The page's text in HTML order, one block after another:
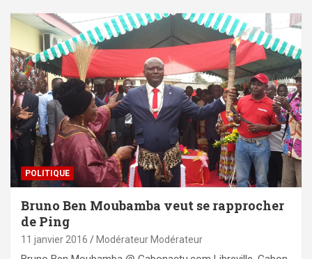
POLITIQUE
Bruno Ben Moubamba veut se rapprocher
de Ping
11 janvier 2016 Modérateur Modérateur